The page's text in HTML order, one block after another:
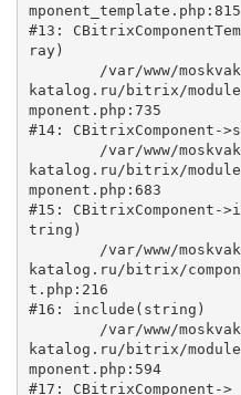
mponent_template.php:815
#13:
ray)
katalog.ru/bitrix/
mponent.php:735
#14: CBitrixComponent-
katalog.ru/bitrix/
mponent.php:683
#15: CBitrixComponent-
tring)
katalog.ru/bitrix/
t.php:216
#16: include(string)
katalog.ru/bitrix/
mponent.php:594
#17: CBitrixComponent-